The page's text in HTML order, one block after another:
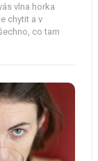
vlna horka
chytit a v
co tam